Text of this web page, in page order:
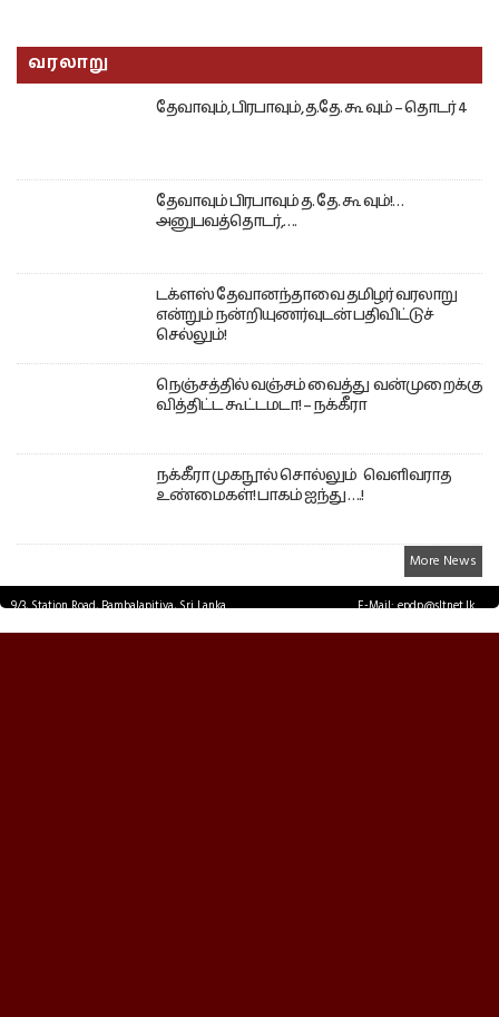
வரலாறு
தேவாவும், பிரபாவும், த.தே. கூ வும் – தொடர் 4
தேவாவும் பிரபாவும் த. தே. கூ வும்!…
அனுபவத்தொடர்,….
டக்ளஸ் தேவானந்தாவை தமிழர் வரலாறு
என்றும் நன்றியுணர்வுடன் பதிவிட்டுச்
செல்லும்!
நெஞ்சத்தில் வஞ்சம் வைத்து வன்முறைக்கு
வித்திட்ட கூட்டமடா! – நக்கீரா
நக்கீரா முகநூல் சொல்லும் வெளிவராத
உண்மைகள்! பாகம் ஐந்து ….!
More News
9/3, Station Road, Bambalapitiya, Sri Lanka.
E-Mail: epdp@sltnet.lk